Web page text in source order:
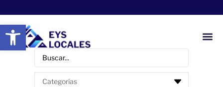
Abrir barra de herramientas